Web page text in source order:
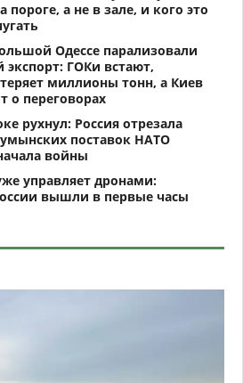
пороге, а не в зале, и кого это
Одессе парализовали
экспорт: ГОКи встают,
миллионы тонн, а Киев
о переговорах
рухнул: Россия отрезала
поставок НАТО
войны
управляет дронами:
вышли в первые часы